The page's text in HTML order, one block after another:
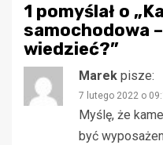
1 pomyślał o „
samochodowa
wiedzieć?”
Marek pisze:
7 lutego 2022 o
Myślę, że
być